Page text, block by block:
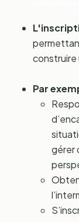
construire
Par
gérer